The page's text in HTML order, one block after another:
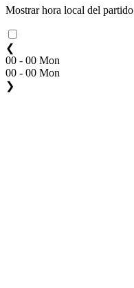
Mostrar hora local del partido
❮
00 - 00 Mon
00 - 00 Mon
❯